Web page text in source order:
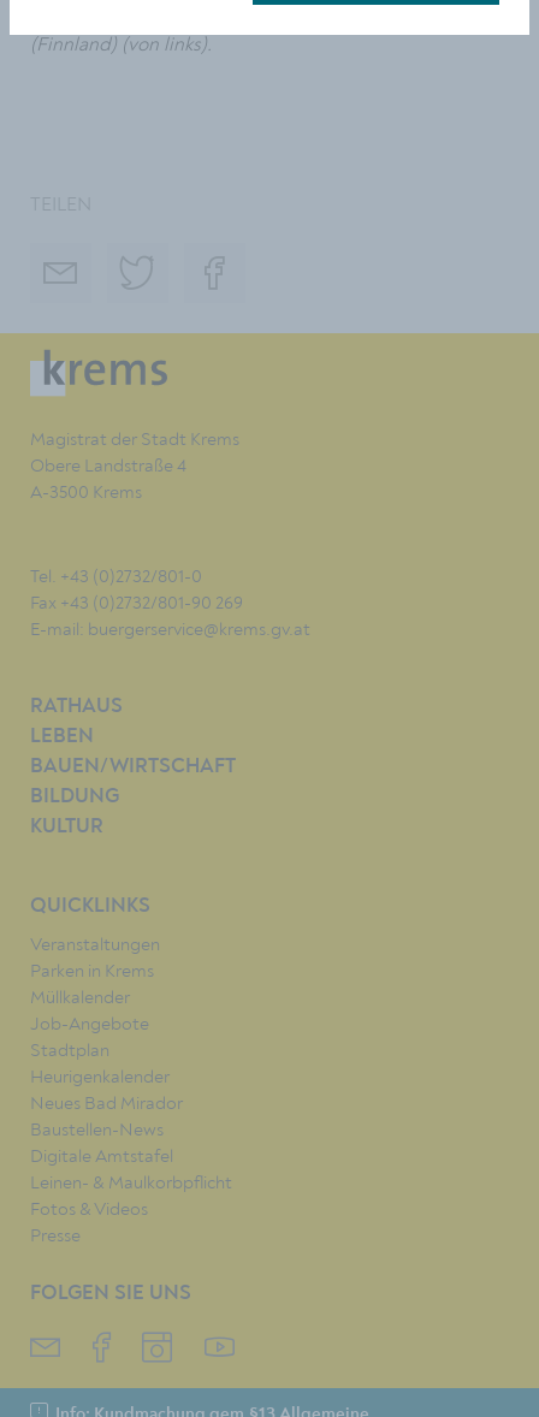
(Finnland) (von links).
Magistrat der Stadt Krems
Obere Landstraße 4
A-3500 Krems
Tel. +43 (0)2732/801-0
Fax +43 (0)2732/801-90 269
E-mail: buergerservice@krems.gv.at
RATHAUS
LEBEN
BAUEN/WIRTSCHAFT
BILDUNG
KULTUR
QUICKLINKS
Veranstaltungen
Parken in Krems
Müllkalender
Job-Angebote
Stadtplan
Heurigenkalender
Neues Bad Mirador
Baustellen-News
Digitale Amtstafel
Leinen- & Maulkorbpflicht
Fotos & Videos
Presse
FOLGEN SIE UNS